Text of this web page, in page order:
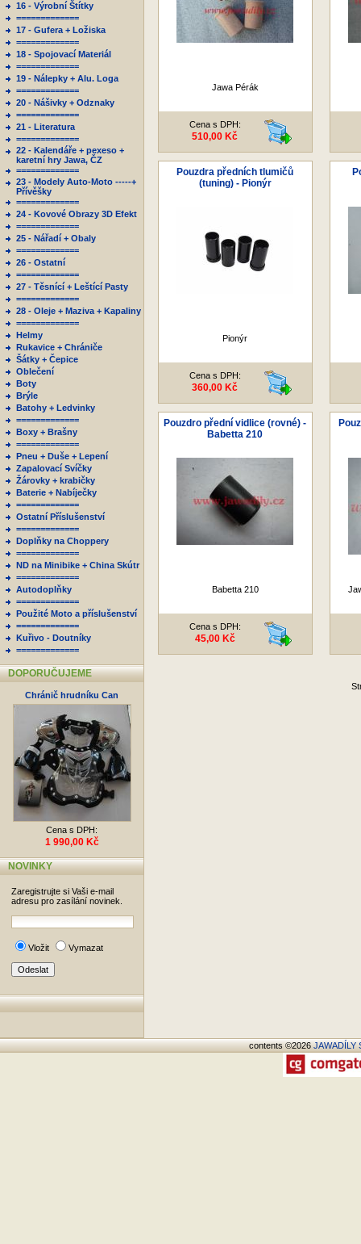
16 - Výrobní Štítky
=============
17 - Gufera + Ložiska
=============
18 - Spojovací Materiál
=============
19 - Nálepky + Alu. Loga
=============
20 - Nášivky + Odznaky
=============
21 - Literatura
=============
22 - Kalendáře + pexeso +
karetní hry Jawa, ČZ
=============
23 - Modely Auto-Moto -----+
Přívěšky
=============
24 - Kovové Obrazy 3D Efekt
=============
25 - Nářadí + Obaly
=============
26 - Ostatní
=============
27 - Těsnící + Leštící Pasty
=============
28 - Oleje + Maziva + Kapaliny
=============
Helmy
Rukavice + Chrániče
Šátky + Čepice
Oblečení
Boty
Brýle
Batohy + Ledvinky
=============
Boxy + Brašny
=============
Pneu + Duše + Lepení
Zapalovací Svíčky
Žárovky + krabičky
Baterie + Nabíječky
=============
Ostatní Příslušenství
=============
Doplňky na Choppery
=============
ND na Minibike + China Skútr
=============
Autodoplňky
=============
Použité Moto a příslušenství
=============
Kuřivo - Doutníky
=============
DOPORUČUJEME
Chránič hrudníku Can
Cena s DPH:
1 990,00 Kč
NOVINKY
Zaregistrujte si Vaši e-mail
adresu pro zasílání novinek.
Vložit Vymazat
Jawa Pérák
Cena s DPH:
510,00 Kč
Pouzdra předních tlumičů
(tuning) - Pionýr
Pionýr
Cena s DPH:
360,00 Kč
Pouzdro přední vidlice (rovné) -
Babetta 210
Babetta 210
Cena s DPH:
45,00 Kč
contents ©2026JAWADÍLY